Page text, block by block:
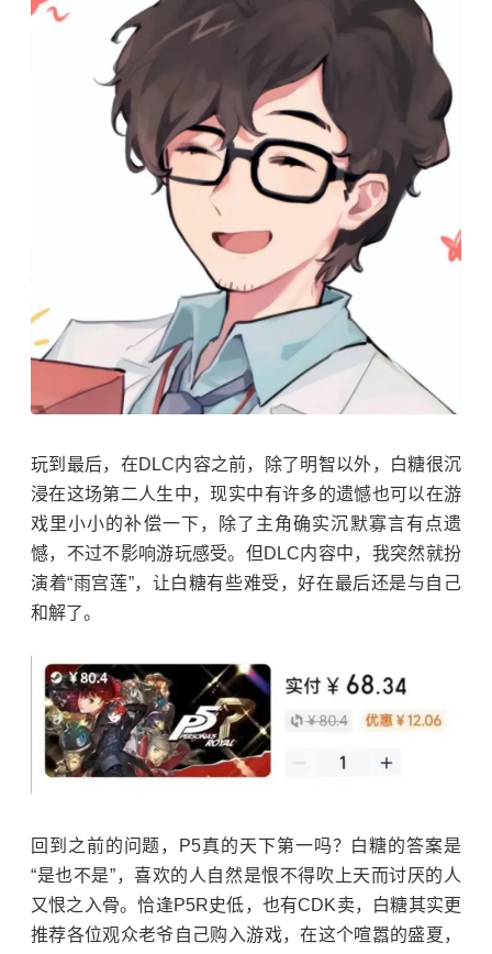
玩到最后，在DLC内容之前，除了明智以外，白糖很沉
浸在这场第二人生中，现实中有许多的遗憾也可以在游
戏里小小的补偿一下，除了主角确实沉默寡言有点遗
憾，不过不影响游玩感受。但DLC内容中，我突然就扮
演着“雨宫莲”，让白糖有些难受，好在最后还是与自己
和解了。
回到之前的问题，P5真的天下第一吗？白糖的答案是
“是也不是”，喜欢的人自然是恨不得吹上天而讨厌的人
又恨之入骨。恰逢P5R史低，也有CDK卖，白糖其实更
推荐各位观众老爷自己购入游戏，在这个喧嚣的盛夏，